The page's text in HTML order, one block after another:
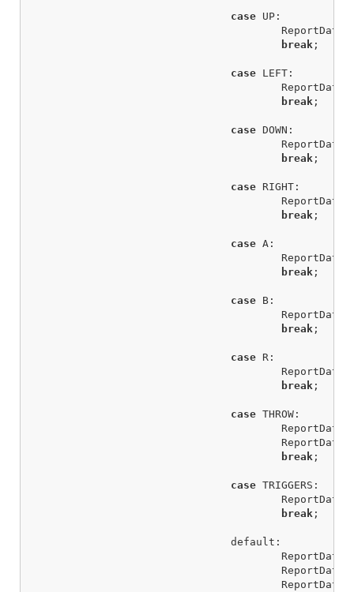
case UP :
ReportData
break ;
case LEFT :
ReportData
break ;
case DOWN :
ReportData
break ;
case RIGHT :
ReportData
break ;
case A :
ReportData
break ;
case B :
ReportData
break ;
case R :
ReportData
break ;
case THROW :
ReportData
ReportData
break ;
case TRIGGERS :
ReportData
break ;
default:
ReportData
ReportData
ReportData